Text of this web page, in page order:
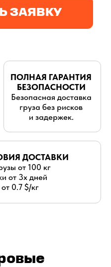
доставка
рисков